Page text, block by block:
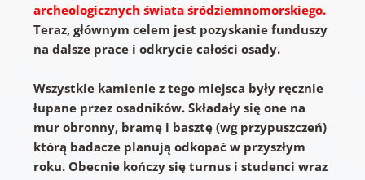
archeologicznych świata śródziemnomorskiego.
Teraz, głównym celem jest pozyskanie funduszy
na dalsze prace i odkrycie całości osady.
Wszystkie kamienie z tego miejsca były ręcznie
łupane przez osadników. Składały się one na
mur obronny, bramę i basztę (wg przypuszczeń)
którą badacze planują odkopać w przyszłym
roku. Obecnie kończy się turnus i studenci wraz